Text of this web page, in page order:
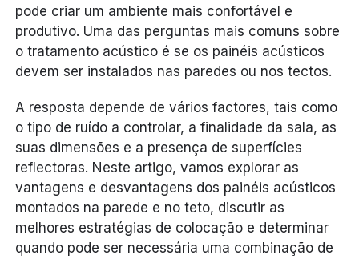
pode criar um ambiente mais confortável e
produtivo. Uma das perguntas mais comuns sobre
o tratamento acústico é se os painéis acústicos
devem ser instalados nas paredes ou nos tectos.
A resposta depende de vários factores, tais como
o tipo de ruído a controlar, a finalidade da sala, as
suas dimensões e a presença de superfícies
reflectoras. Neste artigo, vamos explorar as
vantagens e desvantagens dos painéis acústicos
montados na parede e no teto, discutir as
melhores estratégias de colocação e determinar
quando pode ser necessária uma combinação de